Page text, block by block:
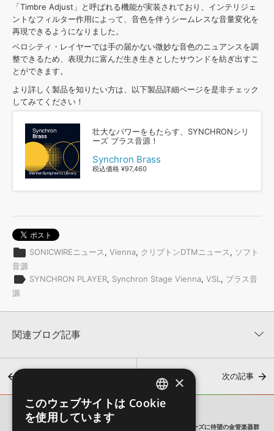
「Timbre Adjust」と呼ばれる機能が実装されており、インテリジェ
ントなフィルター作用によって、音色を伴うシームレスな音量変化を
再現できるようになりました。
ベロシティ・レイヤーでは手の届かない微妙な音色のニュアンスを調
整できるため、表現力に富んだ生き生きとしたサウンドを紡ぎ出すこ
とができます。
より詳しく製品を知りたい方は、以下製品詳細ページを是非チェック
してみてください！
壮大なパワーをもたらす、SYNCHRONシリ
ーズ ブラス音源！
Synchron Brass
税込価格 ¥97,460
folder SONICWIREニュース Vienna クリプトンDTMニュース
ソフト
音源
label SYNCHRON PLAYER Synchron Stage Vienna VSL
ブラス音
源
関連ブログ記事
次の記事
VIENNA社から『SYNCHRON BRASS』が発売！Synchronシリーズに待望の金管楽器群
ENGLISH
×
このウェブサイトは Cookie
を使用しています